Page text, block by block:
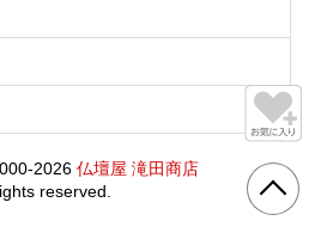
2026 仏壇屋 滝田商店
reserved.